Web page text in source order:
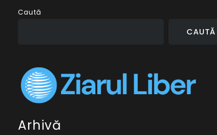
Caută
CAUTĂ
Arhivă